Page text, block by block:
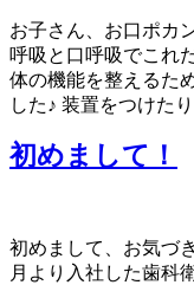
お子さん、お口ポカ
呼吸と口呼吸でこれ
体の機能を整えるた
した♪ 装置をつけた
初めまして！
初めまして、お気づ
月より入社した歯科